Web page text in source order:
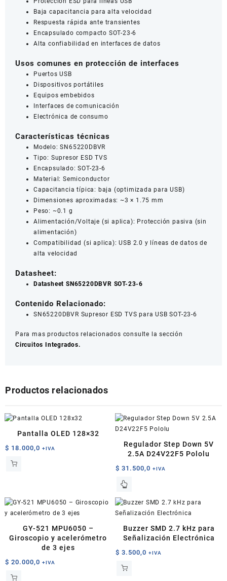
Baja capacitancia para alta velocidad
Respuesta rápida ante transientes
Encapsulado compacto SOT-23-6
Alta confiabilidad en interfaces de datos
Usos comunes en protección de interfaces
Puertos USB
Dispositivos portátiles
Equipos embebidos
Interfaces de comunicación
Electrónica de consumo
Características técnicas
Modelo: SN65220DBVR
Tipo: Supresor ESD TVS
Encapsulado: SOT-23-6
Material: Semiconductor
Capacitancia típica: baja (optimizada para USB)
Dimensiones aproximadas: ~3 × 1.75 mm
Peso: ~0.1 g
Alimentación/Voltaje (si aplica): Protección pasiva (sin
alimentación)
Compatibilidad (si aplica): USB 2.0 y líneas de datos de
alta velocidad
Datasheet:
Datasheet SN65220DBVR SOT-23-6
Contenido Relacionado:
SN65220DBVR Supresor ESD TVS para USB SOT-23-6
Para mas productos relacionados consulte la sección
Circuitos Integrados.
Productos relacionados
Pantalla OLED 128×32
$ 18.000,0 +IVA
Regulador Step Down 5V
2.5A D24V22F5 Pololu
$ 31.500,0 +IVA
GY-521 MPU6050 –
Giroscopio y acelerómetro
de 3 ejes
$ 20.000,0 +IVA
Buzzer SMD 2.7 kHz para
Señalización Electrónica
$ 3.500,0 +IVA